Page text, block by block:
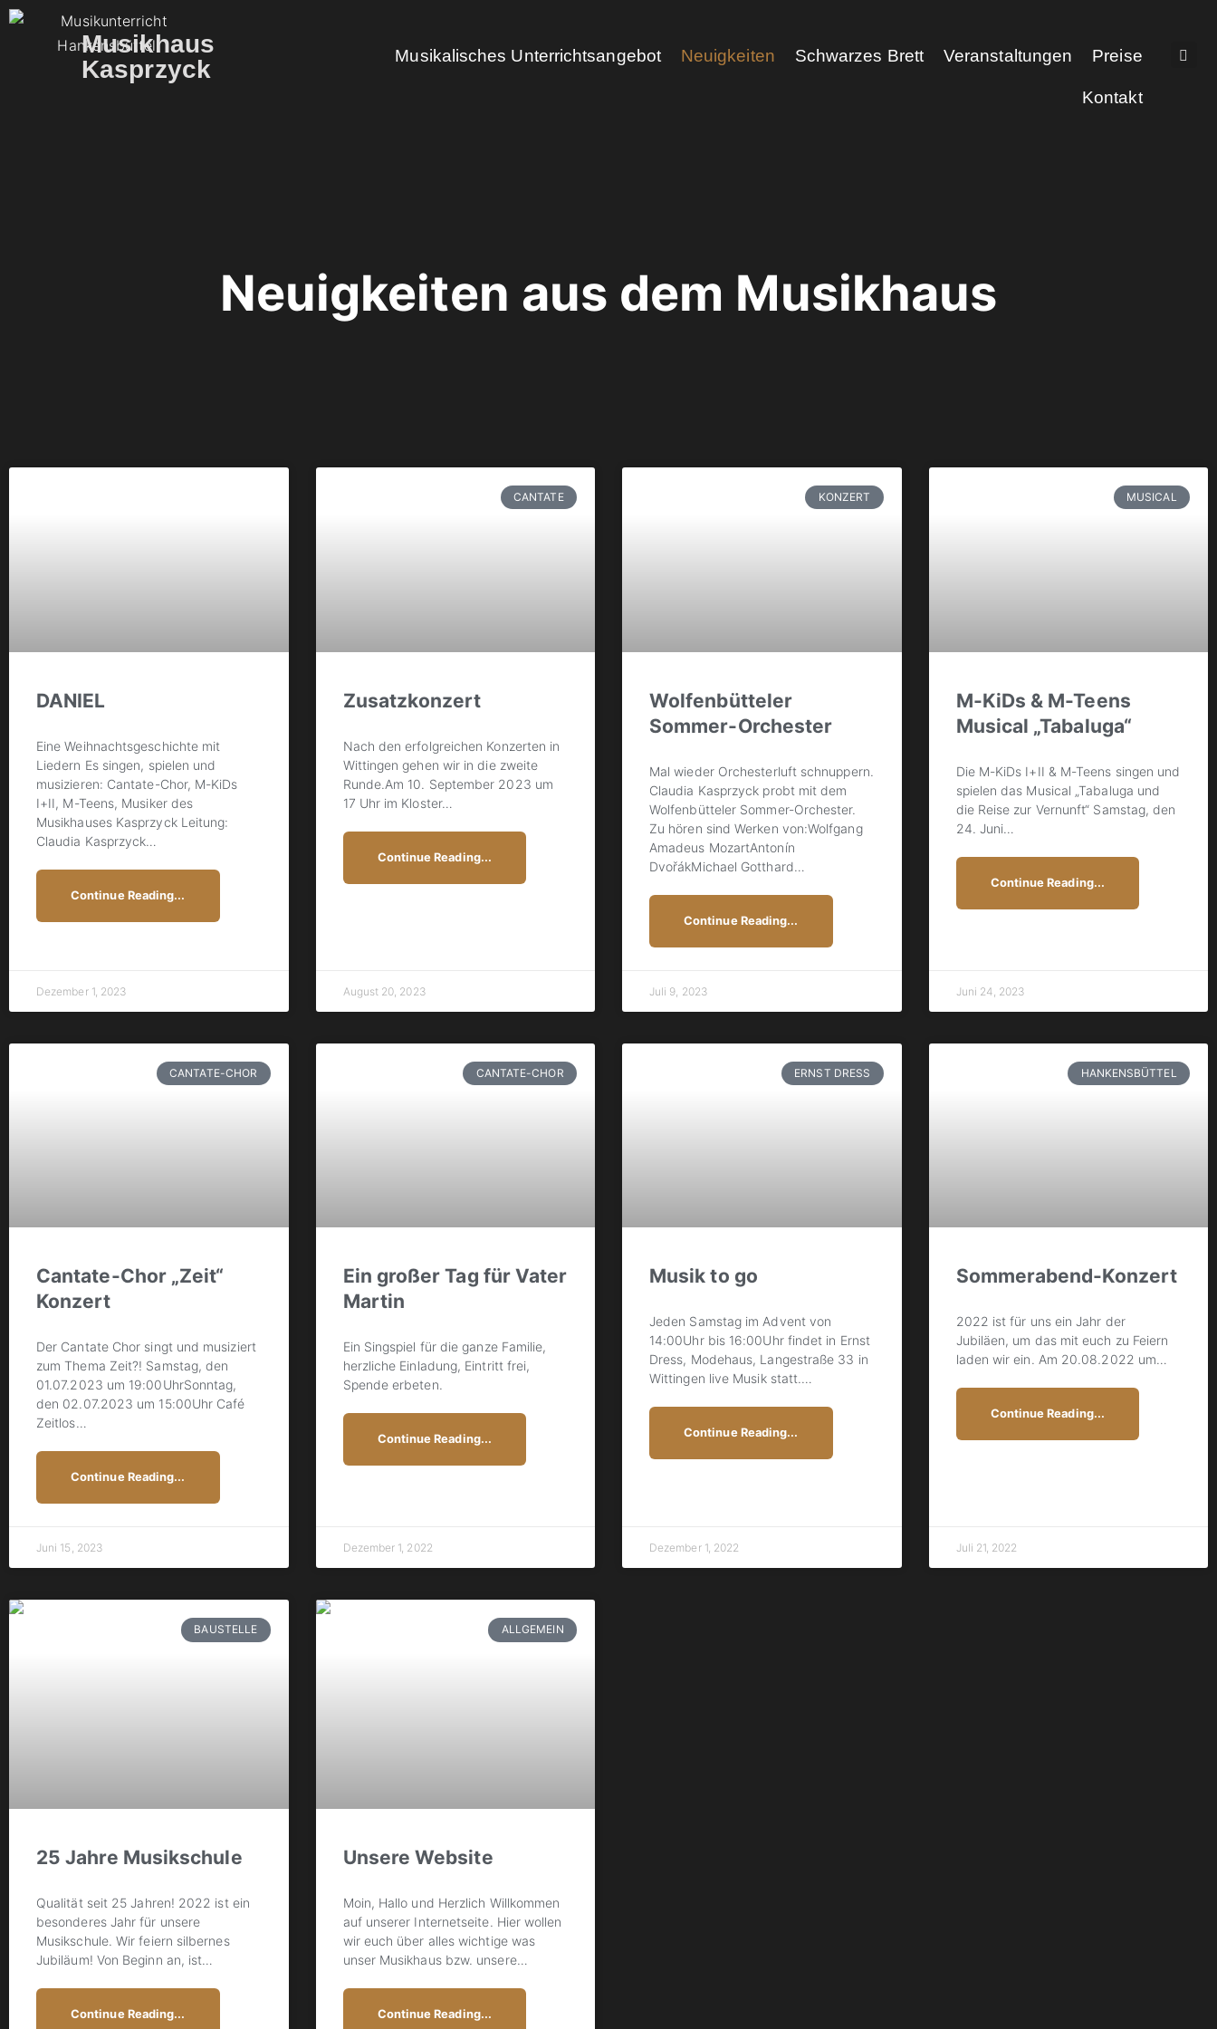
Musikhaus
Kasprzyck
Musikalisches Unterrichtsangebot Neuigkeiten Schwarzes Brett Veranstaltungen Preise
Kontakt
Neuigkeiten aus dem Musikhaus
DANIEL
Eine Weihnachtsgeschichte mit
Liedern Es singen, spielen und
musizieren: Cantate-Chor, M-KiDs
I+II, M-Teens, Musiker des
Musikhauses Kasprzyck Leitung:
Claudia Kasprzyck…
Continue Reading...
Dezember 1, 2023
CANTATE
Zusatzkonzert
Nach den erfolgreichen Konzerten in
Wittingen gehen wir in die zweite
Runde.Am 10. September 2023 um
17 Uhr im Kloster…
Continue Reading...
August 20, 2023
KONZERT
Wolfenbütteler
Sommer-Orchester
Mal wieder Orchesterluft schnuppern.
Claudia Kasprzyck probt mit dem
Wolfenbütteler Sommer-Orchester.
Zu hören sind Werken von:Wolfgang
Amadeus MozartAntonín
DvořákMichael Gotthard…
Continue Reading...
Juli 9, 2023
MUSICAL
M-KiDs & M-Teens
Musical „Tabaluga“
Die M-KiDs I+II & M-Teens singen und
spielen das Musical „Tabaluga und
die Reise zur Vernunft“ Samstag, den
24. Juni…
Continue Reading...
Juni 24, 2023
CANTATE-CHOR
Cantate-Chor „Zeit“
Konzert
Der Cantate Chor singt und musiziert
zum Thema Zeit?! Samstag, den
01.07.2023 um 19:00UhrSonntag,
den 02.07.2023 um 15:00Uhr Café
Zeitlos…
Continue Reading...
Juni 15, 2023
CANTATE-CHOR
Ein großer Tag für Vater
Martin
Ein Singspiel für die ganze Familie,
herzliche Einladung, Eintritt frei,
Spende erbeten.
Continue Reading...
Dezember 1, 2022
ERNST DRESS
Musik to go
Jeden Samstag im Advent von
14:00Uhr bis 16:00Uhr findet in Ernst
Dress, Modehaus, Langestraße 33 in
Wittingen live Musik statt.…
Continue Reading...
Dezember 1, 2022
HANKENSBÜTTEL
Sommerabend-Konzert
2022 ist für uns ein Jahr der
Jubiläen, um das mit euch zu Feiern
laden wir ein. Am 20.08.2022 um…
Continue Reading...
Juli 21, 2022
BAUSTELLE
25 Jahre Musikschule
Qualität seit 25 Jahren! 2022 ist ein
besonderes Jahr für unsere
Musikschule. Wir feiern silbernes
Jubiläum! Von Beginn an, ist…
Continue Reading...
ALLGEMEIN
Unsere Website
Moin, Hallo und Herzlich Willkommen
auf unserer Internetseite. Hier wollen
wir euch über alles wichtige was
unser Musikhaus bzw. unsere…
Continue Reading...